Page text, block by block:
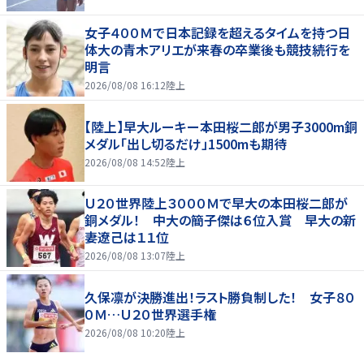
女子４００Ｍで日本記録を超えるタイムを持つ日
体大の青木アリエが来春の卒業後も競技続行を
明言
2026/08/08 16:12陸上
【陸上】早大ルーキー本田桜二郎が男子3000m銅
メダル「出し切るだけ」1500mも期待
2026/08/08 14:52陸上
Ｕ２０世界陸上３０００Ｍで早大の本田桜二郎が
銅メダル！ 中大の簡子傑は６位入賞 早大の新
妻遼己は１１位
2026/08/08 13:07陸上
久保凛が決勝進出！ラスト勝負制した！ 女子８０
０Ｍ…Ｕ２０世界選手権
2026/08/08 10:20陸上